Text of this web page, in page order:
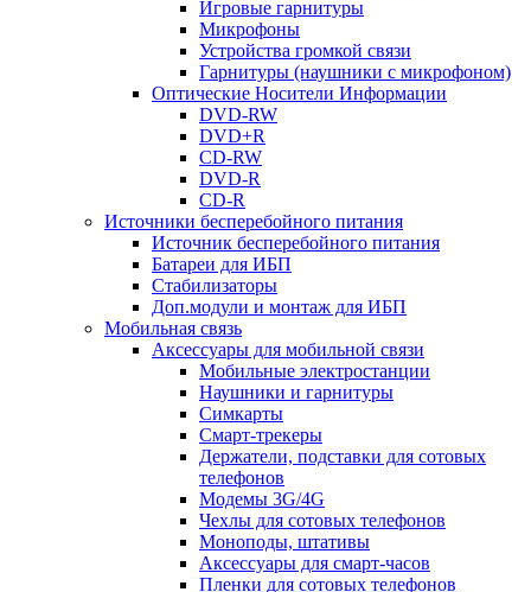
Игровые гарнитуры
Микрофоны
Устройства громкой связи
Гарнитуры (наушники с микрофоном)
Оптические Носители Информации
DVD-RW
DVD+R
CD-RW
DVD-R
CD-R
Источники бесперебойного питания
Источник бесперебойного питания
Батареи для ИБП
Стабилизаторы
Доп.модули и монтаж для ИБП
Мобильная связь
Аксессуары для мобильной связи
Мобильные электростанции
Наушники и гарнитуры
Симкарты
Смарт-трекеры
Держатели, подставки для сотовых
телефонов
Модемы 3G/4G
Чехлы для сотовых телефонов
Моноподы, штативы
Аксессуары для смарт-часов
Пленки для сотовых телефонов